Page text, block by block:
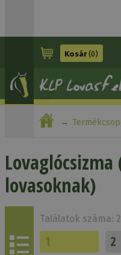
Kosár(0)
Lovaglócsizma
lovasoknak)
Találatok száma:
1 2